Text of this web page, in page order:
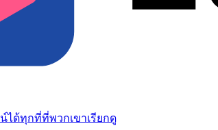
ได้ทุกที่ที่พวกเขาเรียกดู